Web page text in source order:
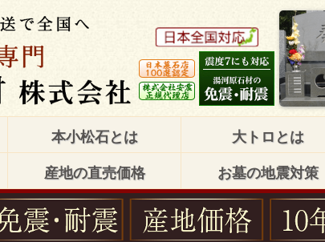
本小松石とは 大トロとは
産地の直売価格 お墓の地震対策